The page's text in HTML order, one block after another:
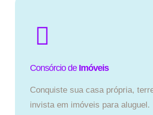
Consórcio de Imóveis
Conquiste sua casa própria,
invista em imóveis para aluguel.